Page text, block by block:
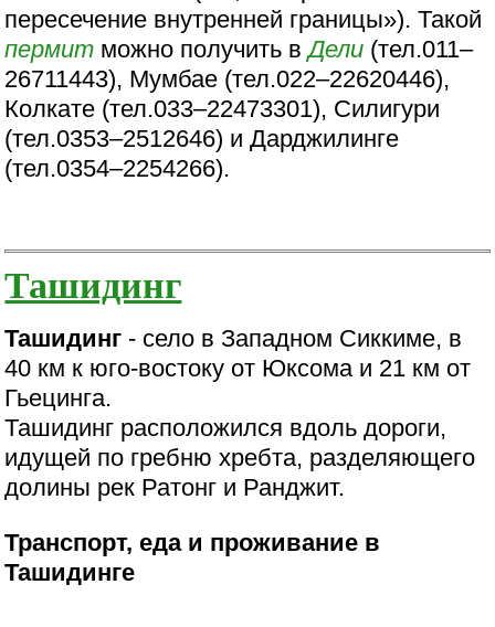
пересечение внутренней границы»). Такой
пермит можно получить вДели (тел.011–
26711443), Мумбае (тел.022–22620446),
Колкате (тел.033–22473301), Силигури
(тел.0353–2512646) и Дарджилинге
(тел.0354–2254266).
Ташидинг
Ташидинг - село в Западном Сиккиме, в
40 км к юго-востоку от Юксома и 21 км от
Гьецинга.
Ташидинг расположился вдоль дороги,
идущей по гребню хребта, разделяющего
долины рек Ратонг и Ранджит.
Транспорт, еда и проживание в
Ташидинге